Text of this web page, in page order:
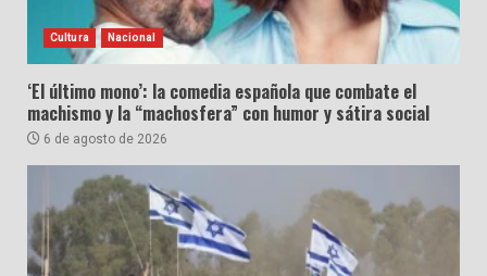
Cultura Nacional
‘El último mono’: la comedia española que combate el
machismo y la “machosfera” con humor y sátira social
6 de agosto de 2026